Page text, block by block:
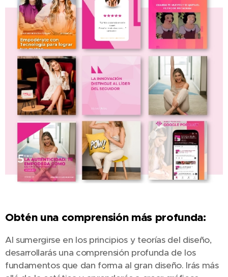
Obtén una comprensión más profunda:
Al sumergirse en los principios y teorías del diseño,
desarrollarás una comprensión profunda de los
fundamentos que dan forma al gran diseño. Irás más